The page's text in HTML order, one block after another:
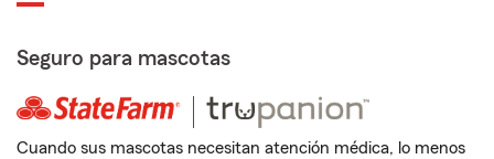
Seguro para mascotas
Cuando sus mascotas necesitan atención médica, lo menos